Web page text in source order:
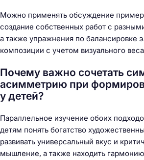
Можно применять обсуждение
создание собственных работ с
а также упражнения по балансировке
композиции с учетом визуального
Почему важно сочетать
асимметрию при
у детей?
Параллельное изучение обоих
детям понять богатство
развивать универсальный вкус и
мышление, а также находить